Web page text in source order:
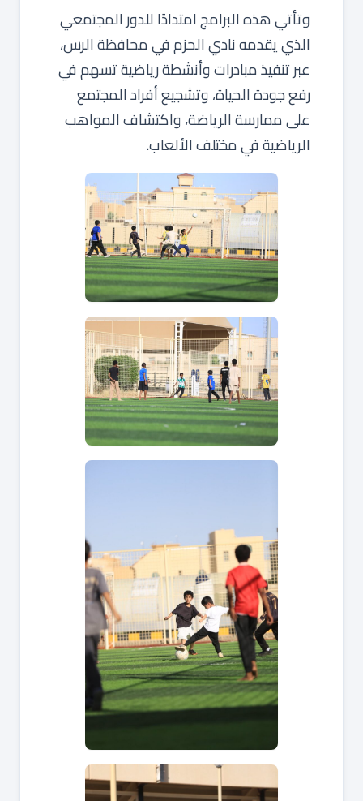
وتأتي هذه البرامج امتدادًا للدور المجتمعي
الذي يقدمه نادي الحزم في محافظة الرس،
عبر تنفيذ مبادرات وأنشطة رياضية تسهم في
رفع جودة الحياة، وتشجيع أفراد المجتمع
على ممارسة الرياضة، واكتشاف المواهب
الرياضية في مختلف الألعاب.